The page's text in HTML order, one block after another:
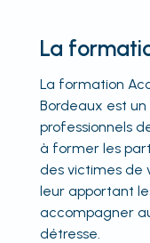
La
La formation
Bordeaux est
professionnels
à former les
des victimes de
leur apportant
accompagner
détresse.